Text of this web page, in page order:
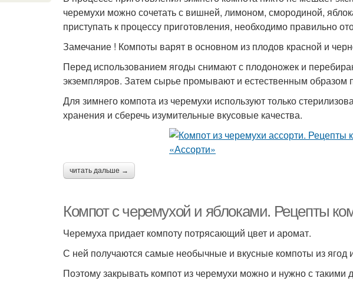
черемухи можно сочетать с вишней, лимоном, смородиной,
приступать к процессу приготовления, необходимо правильно
Замечание ! Компоты варят в основном из плодов красной и
Перед использованием ягоды снимают с плодоножек и
экземпляров. Затем сырье промывают и естественным образом
Для зимнего компота из черемухи используют только
хранения и сберечь изумительные вкусовые качества.
читать дальше →
Компот с черемухой и яблоками. Рецепты
Черемуха придает компоту потрясающий цвет и аромат.
С ней получаются самые необычные и вкусные компоты из ягод
Поэтому закрывать компот из черемухи можно и нужно с